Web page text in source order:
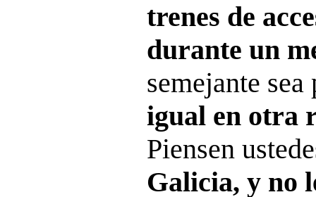
trenes de
durante un
semejante
igual en otra
Piensen
Galicia, y no